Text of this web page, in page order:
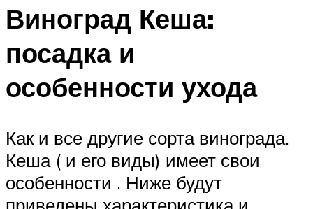
Виноград Кеша:
посадка и
особенности ухода
Как и все другие сорта винограда.
Кеша ( и его виды) имеет свои
особенности . Ниже будут
приведены характеристика и